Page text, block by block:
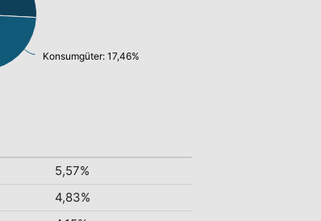
Konsumgüter: 17,46%
5,57%
4,83%